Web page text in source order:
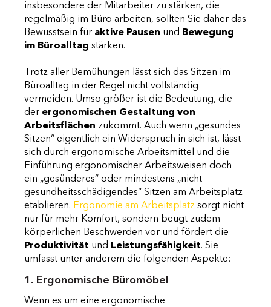
insbesondere der Mitarbeiter zu stärken, die
regelmäßig im Büro arbeiten, sollten Sie daher das
Bewusstsein für aktive Pausen und Bewegung
im Büroalltag stärken.
Trotz aller Bemühungen lässt sich das Sitzen im
Büroalltag in der Regel nicht vollständig
vermeiden. Umso größer ist die Bedeutung, die
der ergonomischen Gestaltung von
Arbeitsflächen zukommt. Auch wenn „gesundes
Sitzen“ eigentlich ein Widerspruch in sich ist, lässt
sich durch ergonomische Arbeitsmittel und die
Einführung ergonomischer Arbeitsweisen doch
ein „gesünderes“ oder mindestens „nicht
gesundheitsschädigendes“ Sitzen am Arbeitsplatz
etablieren. Ergonomie am Arbeitsplatz sorgt nicht
nur für mehr Komfort, sondern beugt zudem
körperlichen Beschwerden vor und fördert die
Produktivität und Leistungsfähigkeit. Sie
umfasst unter anderem die folgenden Aspekte:
1. Ergonomische Büromöbel
Wenn es um eine ergonomische